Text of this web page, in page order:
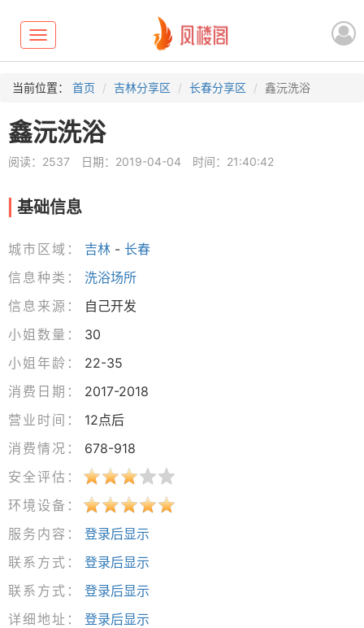
Toggle
navigation
当前位置： 首页 吉林分享区 长春分享区 鑫沅洗浴
鑫沅洗浴
阅读：2537 日期：2019-04-04 时间：21:40:42
基础信息
城市区域： 吉林 - 长春
信息种类：
洗浴场所
信息来源：
自己开发
小姐数量：
30
小姐年龄：
22-35
消费日期：
2017-2018
营业时间：
12点后
消费情况：
678-918
安全评估：
环境设备：
服务内容：
登录后显示
联系方式：
登录后显示
联系方式：
登录后显示
详细地址：
登录后显示